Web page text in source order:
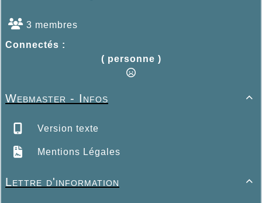
3 membres
Connectés :
( personne )

Webmaster - Infos
Version texte
Mentions Légales

Lettre d'information